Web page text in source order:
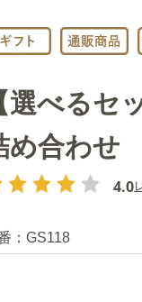
選べるセ
め合わせ
4.0
： GS118